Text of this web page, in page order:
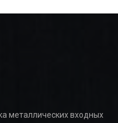
металлических входных